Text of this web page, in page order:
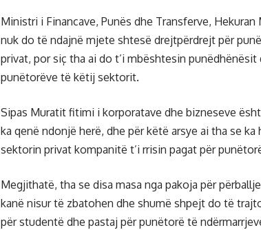
Ministri i Financave, Punës dhe Transferve,
nuk do të ndajnë mjete shtesë drejtpërdrejt për
privat, por siç tha ai do t’i mbështesin punëdhënësit
punëtorëve të këtij sektorit.
Sipas Muratit fitimi i korporatave dhe bizneseve
ka qenë ndonjë herë, dhe për këtë arsye ai tha se ka
sektorin privat kompanitë t’i rrisin pagat për
Megjithatë, tha se disa masa nga pakoja për
kanë nisur të zbatohen dhe shumë shpejt do të
për studentë dhe pastaj për punëtorë të